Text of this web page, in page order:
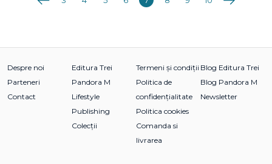
Despre noi
Parteneri
Contact
Editura Trei
Pandora M
Lifestyle
Publishing
Colecții
Termeni și condiții
Politica de
confidențialitate
Politica cookies
Comanda si
livrarea
Blog Editura Trei
Blog Pandora M
Newsletter